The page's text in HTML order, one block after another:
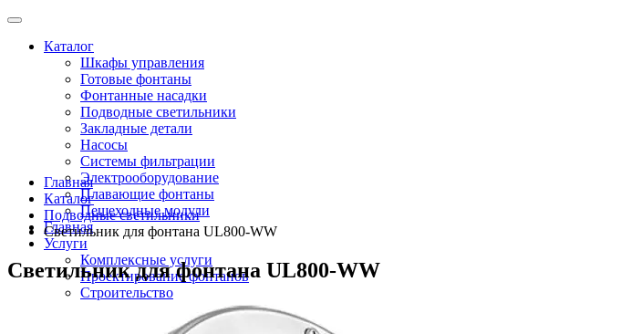
Каталог
Шкафы управления
Готовые фонтаны
Фонтанные насадки
Подводные светильники
Закладные детали
Насосы
Системы фильтрации
Электрооборудование
Плавающие фонтаны
Пешеходные модули
Главная
Услуги
Комплексные услуги
Проектирование фонтанов
Строительство
Монтаж оборудования
Разработка и сборка шкафов управления фонтанами
Главная
Каталог
Подводные светильники
Светильник для фонтана UL800-WW
Светильник для фонтана UL800-WW